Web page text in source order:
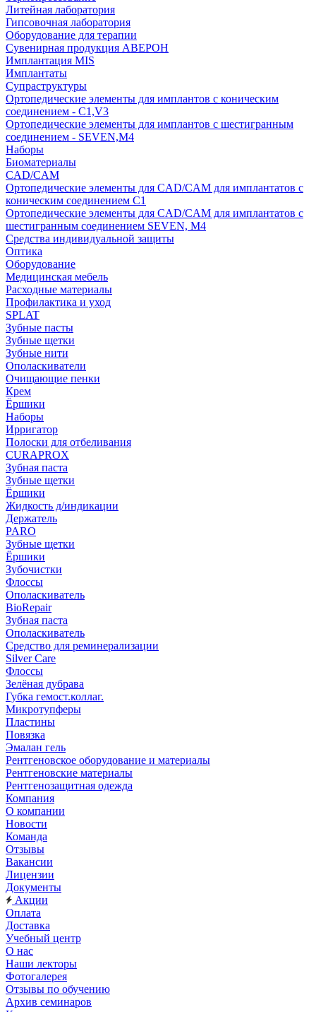
Литейная лаборатория
Гипсовочная лаборатория
Оборудование для терапии
Сувенирная продукция АВЕРОН
Имплантация MIS
Имплантаты
Супраструктуры
Ортопедические элементы для имплантов с коническим
соединением - C1,V3
Ортопедические элементы для имплантов с шестигранным
соединением - SEVEN,M4
Наборы
Биоматериалы
CAD/CAM
Ортопедические элементы для CAD/CAM для имплантатов с
коническим соединением С1
Ортопедические элементы для CAD/CAM для имплантатов с
шестигранным соединением SEVEN, М4
Средства индивидуальной защиты
Оптика
Оборудование
Медицинская мебель
Расходные материалы
Профилактика и уход
SPLAT
Зубные пасты
Зубные щетки
Зубные нити
Ополаскиватели
Очищающие пенки
Крем
Ёршики
Наборы
Ирригатор
Полоски для отбеливания
CURAPROX
Зубная паста
Зубные щетки
Ёршики
Жидкость д/индикации
Держатель
PARO
Зубные щетки
Ёршики
Зубочистки
Флоссы
Ополаскиватель
BioRepair
Зубная паста
Ополаскиватель
Средство для реминерализации
Silver Care
Флоссы
Зелёная дубрава
Губка гемост.коллаг.
Микротупферы
Пластины
Повязка
Эмалан гель
Рентгеновское оборудование и материалы
Рентгеновские материалы
Рентгенозащитная одежда
Компания
О компании
Новости
Команда
Отзывы
Вакансии
Лицензии
Документы
Акции
Оплата
Доставка
Учебный центр
О нас
Наши лекторы
Фотогалерея
Отзывы по обучению
Архив семинаров